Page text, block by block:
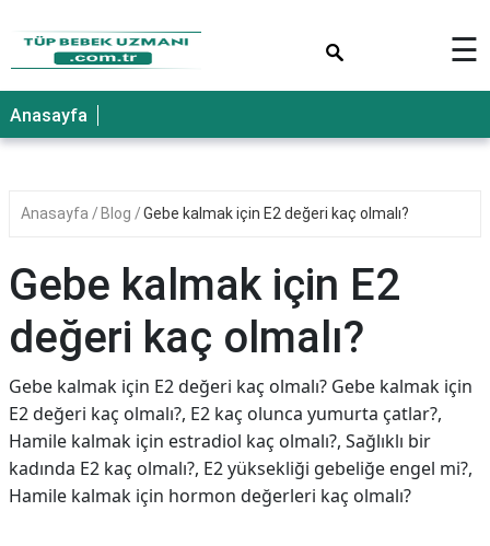
☰
Anasayfa
Anasayfa Blog Gebe kalmak için E2 değeri kaç olmalı?
Gebe kalmak için E2
değeri kaç olmalı?
Gebe kalmak için E2 değeri kaç olmalı? Gebe kalmak için
E2 değeri kaç olmalı?, E2 kaç olunca yumurta çatlar?,
Hamile kalmak için estradiol kaç olmalı?, Sağlıklı bir
kadında E2 kaç olmalı?, E2 yüksekliği gebeliğe engel mi?,
Hamile kalmak için hormon değerleri kaç olmalı?